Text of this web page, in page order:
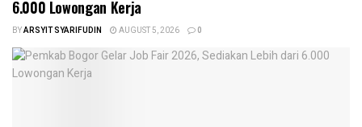
6.000 Lowongan Kerja
BYARSYIT SYARIFUDIN AUGUST 5, 2026 0